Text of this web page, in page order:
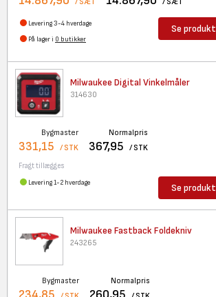
Levering 3-4 hverdage
På lager i 0 butikker
Se produkt
Milwaukee Digital Vinkelmåler
314630
Bygmaster
331,15 / STK
Normalpris
367,95 / STK
Fragt tillægges
Levering 1-2 hverdage Se produkt
Milwaukee Fastback Foldekniv
243265
Bygmaster Normalpris